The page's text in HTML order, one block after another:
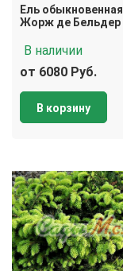
Ель обыкновенная
Жорж де Бельдер
В наличии
от 6080 Руб.
В корзину